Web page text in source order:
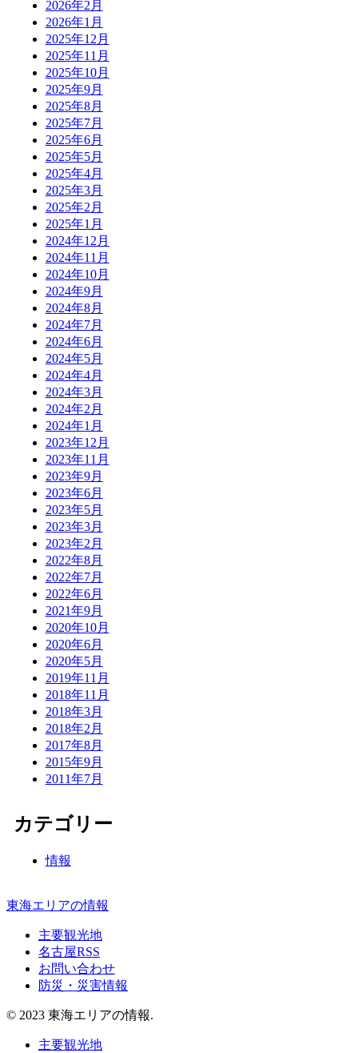
2026年2月
2026年1月
2025年12月
2025年11月
2025年10月
2025年9月
2025年8月
2025年7月
2025年6月
2025年5月
2025年4月
2025年3月
2025年2月
2025年1月
2024年12月
2024年11月
2024年10月
2024年9月
2024年8月
2024年7月
2024年6月
2024年5月
2024年4月
2024年3月
2024年2月
2024年1月
2023年12月
2023年11月
2023年9月
2023年6月
2023年5月
2023年3月
2023年2月
2022年8月
2022年7月
2022年6月
2021年9月
2020年10月
2020年6月
2020年5月
2019年11月
2018年11月
2018年3月
2018年2月
2017年8月
2015年9月
2011年7月
カテゴリー
情報
東海エリアの情報
主要観光地
名古屋RSS
お問い合わせ
防災・災害情報
© 2023 東海エリアの情報.
主要観光地